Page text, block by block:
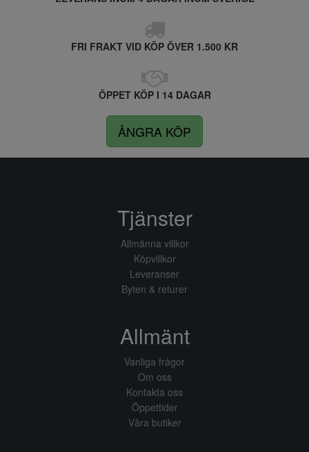
FRI FRAKT VID KÖP ÖVER 1.500 KR
ÖPPET KÖP I 14 DAGAR
ÅNGRA KÖP
Tjänster
Allmänna villkor
Köpvillkor
Leveranser
Byten & returer
Allmänt
Vanliga frågor
Om oss
Kontakta oss
Öppettider
Våra butiker